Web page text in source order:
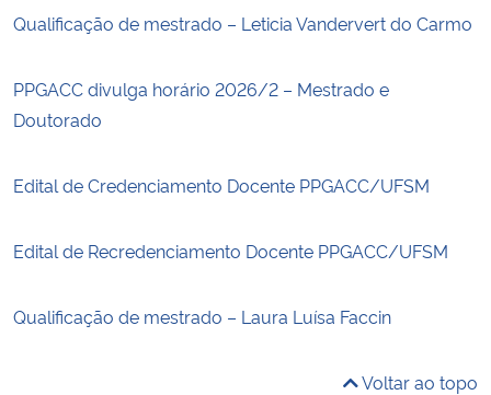
Qualificação de mestrado – Leticia Vandervert do Carmo
PPGACC divulga horário 2026/2 – Mestrado e
Doutorado
Edital de Credenciamento Docente PPGACC/UFSM
Edital de Recredenciamento Docente PPGACC/UFSM
Qualificação de mestrado – Laura Luísa Faccin
Voltar ao topo